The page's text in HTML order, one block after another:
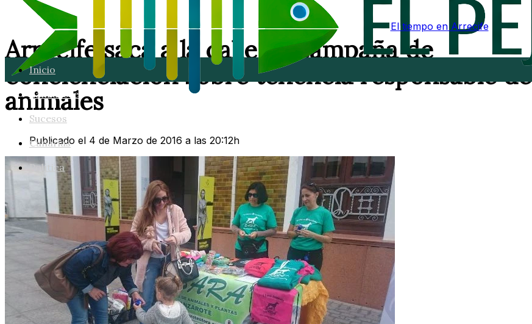
El tiempo en Arrecife
Inicio
Lanzarote
Sucesos
Canarias
Política
Arrecife saca a la calle su campaña de
concienciación sobre tenencia responsable de
animales
Publicado el 4 de Marzo de 2016 a las 20:12h